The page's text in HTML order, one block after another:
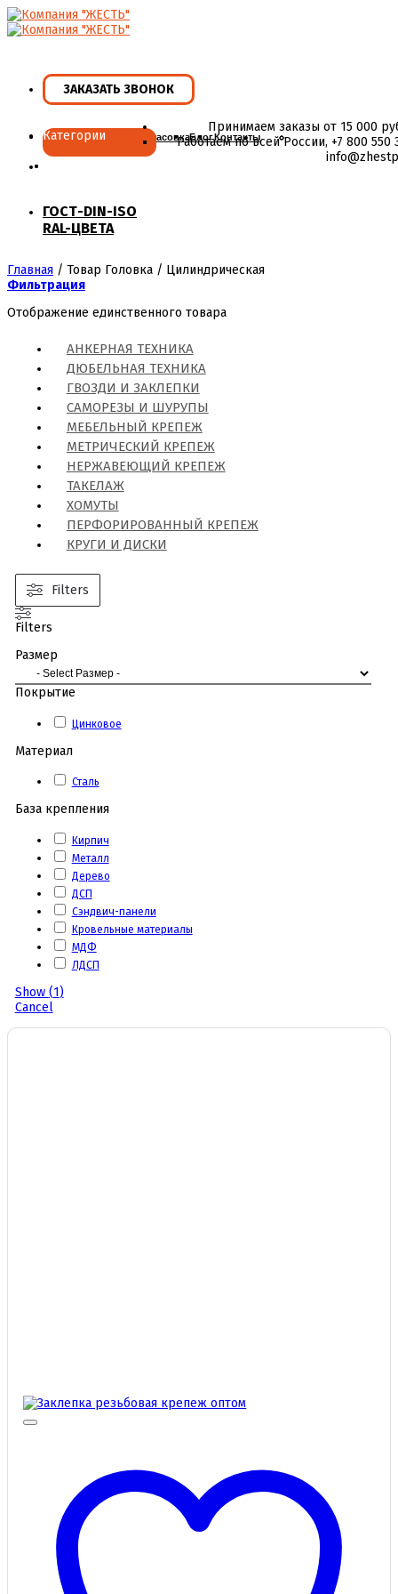
Skip
to
ЗАКАЗАТЬ ЗВОНОК
Главная Ассортимент ФасовкаБлогКонтакты
Категории
Принимаем заказы от 15 000
Работаем по всей России, +7 800 550
ГОСТ-DIN-ISO
RAL-ЦВЕТА
Главная / Товар Головка / Цилиндрическая
Фильтрация
Отображение единственного товара
АНКЕРНАЯ ТЕХНИКА
ДЮБЕЛЬНАЯ ТЕХНИКА
ГВОЗДИ И ЗАКЛЕПКИ
САМОРЕЗЫ И ШУРУПЫ
МЕБЕЛЬНЫЙ КРЕПЕЖ
МЕТРИЧЕСКИЙ КРЕПЕЖ
НЕРЖАВЕЮЩИЙ КРЕПЕЖ
ТАКЕЛАЖ
ХОМУТЫ
ПЕРФОРИРОВАННЫЙ КРЕПЕЖ
КРУГИ И ДИСКИ
Filters
Filters
Размер
Покрытие
Цинковое
Материал
Сталь
База крепления
Кирпич
Металл
Дерево
ДСП
Сэндвич-панели
Кровельные материалы
МДФ
ЛДСП
Show (1)
Cancel